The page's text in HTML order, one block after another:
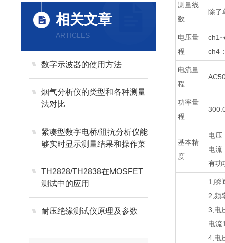
相关文章
ARTICLES
数字示波器的使用方法
烟气分析仪的类型和各种测量
法对比
紧凑型数字电桥/阻抗分析仪能
够实时显示测量结果和操作菜
单
TH2828/TH2838在MOSFET
测试中的应用
耐压绝缘测试仪原理及参数
测量线
数
除了
电压量
程
ch4
电流量
程
功率量
程
基本精
度
电压
电流
有功
1,瞬
2,频
3,电
电流
4,电